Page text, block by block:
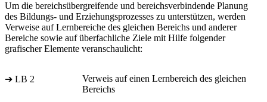
Um die bereichsübergreifende und bereichsverbindende Planung
des Bildungs- und Erziehungsprozesses zu unterstützen, werden
Verweise auf Lernbereiche des gleichen Bereichs und anderer
Bereiche sowie auf überfachliche Ziele mit Hilfe folgender
grafischer Elemente veranschaulicht:
➔ LB 2
Verweis auf einen Lernbereich des gleichen
Bereichs